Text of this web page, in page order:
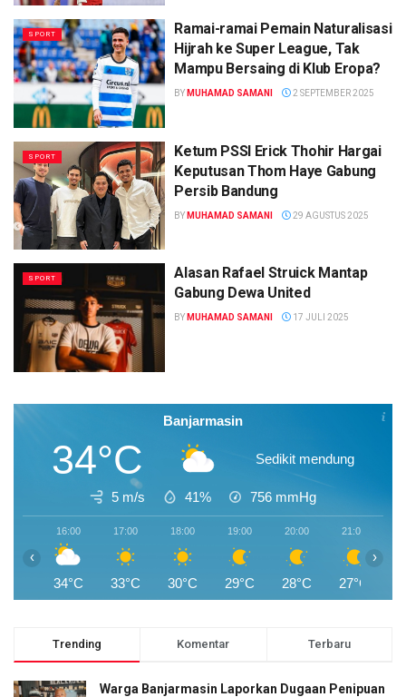
SPORT
Ramai-ramai Pemain Naturalisasi
Hijrah ke Super League, Tak
Mampu Bersaing di Klub Eropa?
BY MUHAMAD SAMANI 2 SEPTEMBER 2025
SPORT
Ketum PSSI Erick Thohir Hargai
Keputusan Thom Haye Gabung
Persib Bandung
BY MUHAMAD SAMANI 29 AGUSTUS 2025
SPORT
Alasan Rafael Struick Mantap
Gabung Dewa United
BY MUHAMAD SAMANI 17 JULI 2025
Banjarmasin
34°C Sedikit mendung
5 m/s 41% 756 mmHg
16:00
34°C
17:00
33°C
18:00
30°C
19:00
29°C
20:00
28°C
21:00
27°C
‹ ›
Trending Komentar Terbaru
Warga Banjarmasin Laporkan Dugaan Penipuan